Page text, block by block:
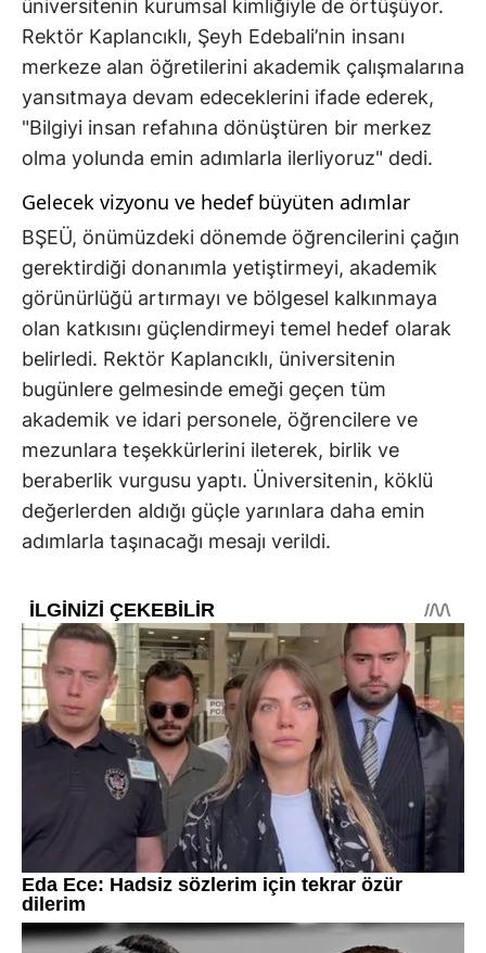
üniversitenin kurumsal kimliğiyle de örtüşüyor.
Rektör Kaplancıklı, Şeyh Edebali’nin insanı
merkeze alan öğretilerini akademik çalışmalarına
yansıtmaya devam edeceklerini ifade ederek,
"Bilgiyi insan refahına dönüştüren bir merkez
olma yolunda emin adımlarla ilerliyoruz" dedi.
Gelecek vizyonu ve hedef büyüten adımlar
BŞEÜ, önümüzdeki dönemde öğrencilerini çağın
gerektirdiği donanımla yetiştirmeyi, akademik
görünürlüğü artırmayı ve bölgesel kalkınmaya
olan katkısını güçlendirmeyi temel hedef olarak
belirledi. Rektör Kaplancıklı, üniversitenin
bugünlere gelmesinde emeği geçen tüm
akademik ve idari personele, öğrencilere ve
mezunlara teşekkürlerini ileterek, birlik ve
beraberlik vurgusu yaptı. Üniversitenin, köklü
değerlerden aldığı güçle yarınlara daha emin
adımlarla taşınacağı mesajı verildi.